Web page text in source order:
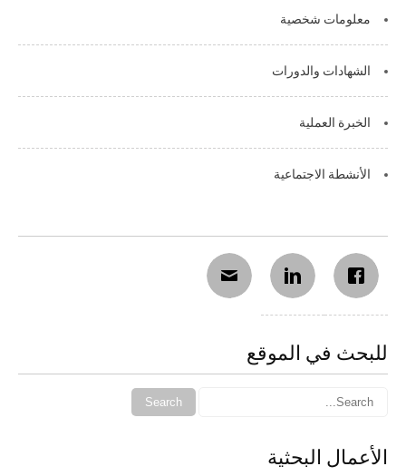
معلومات شخصية
الشهادات والدورات
الخبرة العملية
الأنشطة الاجتماعية
للبحث في الموقع
الأعمال البحثية